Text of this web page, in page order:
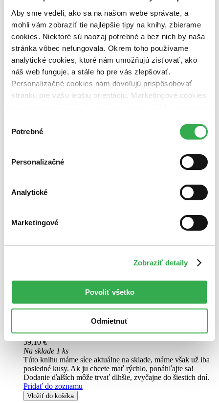
Aby sme vedeli, ako sa na našom webe správate, a
mohli vám zobraziť tie najlepšie tipy na knihy, zbierame
cookies. Niektoré sú naozaj potrebné a bez nich by naša
stránka vôbec nefungovala. Okrem toho používame
analytické cookies, ktoré nám umožňujú zisťovať, ako
náš web funguje, a stále ho pre vás zlepšovať.
Personalizačné cookies nám dovoľujú prispôsobovať
stránku pre vašu lepšiu orientáciu. Marketingové cookies
nám zas umožňujú zobrazenie relevantnej reklamy.
nám pomohlo, keby sme mohli používať všetky tieto
súhlasu
Potrebné
Personalizačné
Analytické
Marketingové
Zobraziť detaily
Povoliť všetko
Odmietnuť
Zrušiť filtre
Na tému rituál
CZ
Kniha o čaji – jeden z klasických textů světové kultury! Seznamte se
k napsání jedné z nejvlivnějších knih dvacátého století o umění,
Knihapevná väzba
39,10 €
Na sklade 1 ks
Túto knihu máme síce aktuálne na sklade, máme však už iba
posledné kusy. Ak ju chcete mať rýchlo, ponáhľajte sa!
Dodanie ďalších môže trvať dlhšie, zvyčajne do šiestich dní.
Pridať do zoznamu
Vložiť do košíka